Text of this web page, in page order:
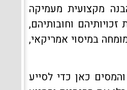
מקצועית מעמיקה
וחובותיהם,
במיסוי אמריקאי,
כאן כדי לסייע